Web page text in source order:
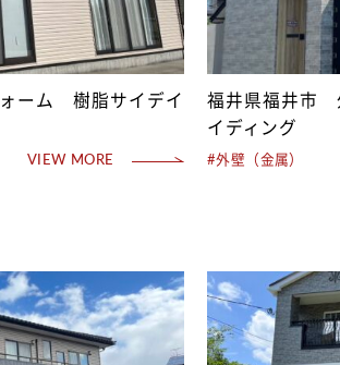
ーム 樹脂サイデイ
VIEW MORE
福井県福井市
イディング
#外壁（金属）